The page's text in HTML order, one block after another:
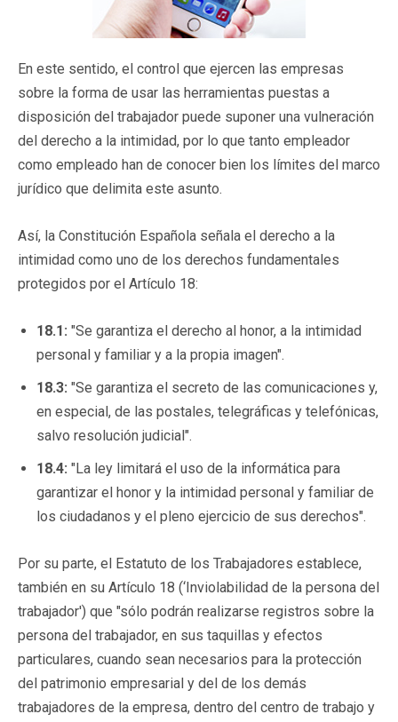
En este sentido, el control que ejercen las empresas
sobre la forma de usar las herramientas puestas a
disposición del trabajador puede suponer una vulneración
del derecho a la intimidad, por lo que tanto empleador
como empleado han de conocer bien los límites del marco
jurídico que delimita este asunto.
Así, la Constitución Española señala el derecho a la
intimidad como uno de los derechos fundamentales
protegidos por el Artículo 18:
18.1: "Se garantiza el derecho al honor, a la intimidad
personal y familiar y a la propia imagen".
18.3: "Se garantiza el secreto de las comunicaciones y,
en especial, de las postales, telegráficas y telefónicas,
salvo resolución judicial".
18.4: "La ley limitará el uso de la informática para
garantizar el honor y la intimidad personal y familiar de
los ciudadanos y el pleno ejercicio de sus derechos".
Por su parte, el Estatuto de los Trabajadores establece,
también en su Artículo 18 (‘Inviolabilidad de la persona del
trabajador') que "sólo podrán realizarse registros sobre la
persona del trabajador, en sus taquillas y efectos
particulares, cuando sean necesarios para la protección
del patrimonio empresarial y del de los demás
trabajadores de la empresa, dentro del centro de trabajo y